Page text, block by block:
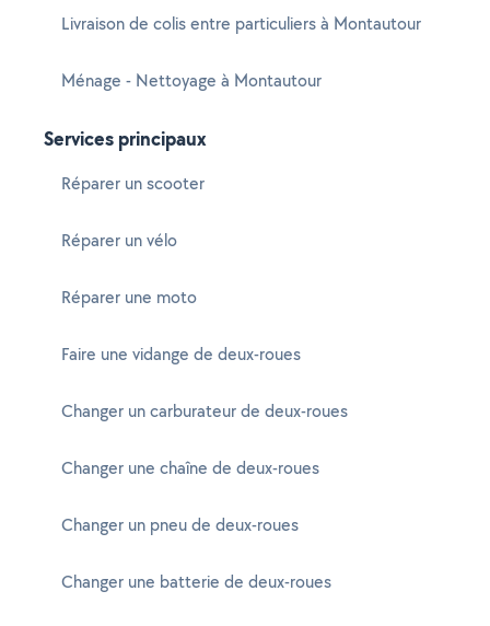
Livraison de colis entre particuliers à Montautour
Ménage - Nettoyage à Montautour
Services principaux
Réparer un scooter
Réparer un vélo
Réparer une moto
Faire une vidange de deux-roues
Changer un carburateur de deux-roues
Changer une chaîne de deux-roues
Changer un pneu de deux-roues
Changer une batterie de deux-roues